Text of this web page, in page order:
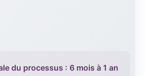
du processus : 6 mois à 1 an